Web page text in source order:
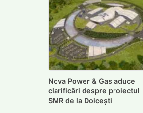
Nova Power & Gas aduce
clarificări despre proiectul
SMR de la Doicești